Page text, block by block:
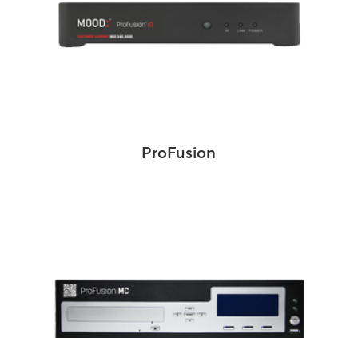
ProFusion